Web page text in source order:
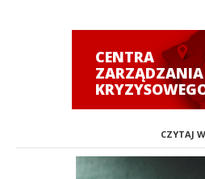
CENTRA
ZARZĄDZANIA
CZYTAJ